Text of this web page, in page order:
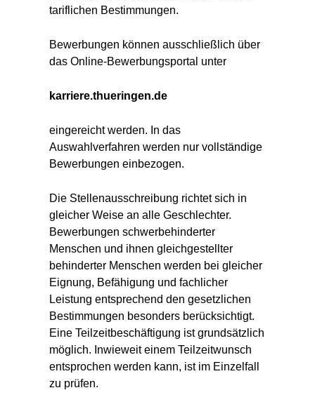
tariflichen Bestimmungen.
Bewerbungen können ausschließlich über
das Online-Bewerbungsportal unter
karriere.thueringen.de
eingereicht werden. In das
Auswahlverfahren werden nur vollständige
Bewerbungen einbezogen.
Die Stellenausschreibung richtet sich in
gleicher Weise an alle Geschlechter.
Bewerbungen schwerbehinderter
Menschen und ihnen gleichgestellter
behinderter Menschen werden bei gleicher
Eignung, Befähigung und fachlicher
Leistung entsprechend den gesetzlichen
Bestimmungen besonders berücksichtigt.
Eine Teilzeitbeschäftigung ist grundsätzlich
möglich. Inwieweit einem Teilzeitwunsch
entsprochen werden kann, ist im Einzelfall
zu prüfen.